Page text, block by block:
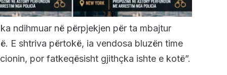
ndihmuar në përpjekjen për ta mbajtur
E shtriva përtokë, ia vendosa bluzën time
por fatkeqësisht gjithçka ishte e kotë”.